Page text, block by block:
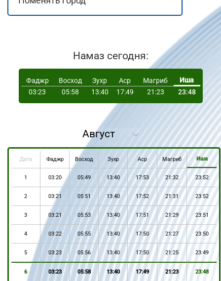
Намаз сегодня:
Фаджр Восход Зухр Аср Магриб
Иша
03:23
05:58 13:40 17:49 21:23 23:48
Дата Фаджр Восход Зухр Аср Магриб Иша
1 03:20 05:49 13:40 17:53 21:32 23:52
2 03:21 05:51 13:40 17:52 21:31 23:52
3 03:21 05:53 13:40 17:51 21:29 23:51
4 03:22 05:55 13:40 17:50 21:27 23:50
5 03:23 05:56 13:40 17:50 21:25 23:49
6 03:23 05:58 13:40 17:49 21:23 23:48